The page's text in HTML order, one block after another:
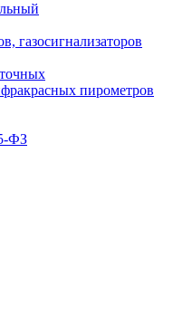
газосигнализаторов
пирометров
ФЗ